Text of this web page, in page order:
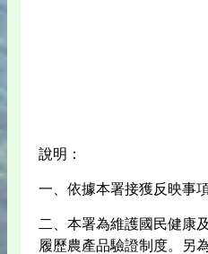
說明：
一、依據本署接獲反映事項
二、本署為維護國民健康
履歷農產品驗證制度。另